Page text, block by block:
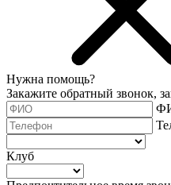
Нужна помощь?
Закажите обратный звонок,
Клуб